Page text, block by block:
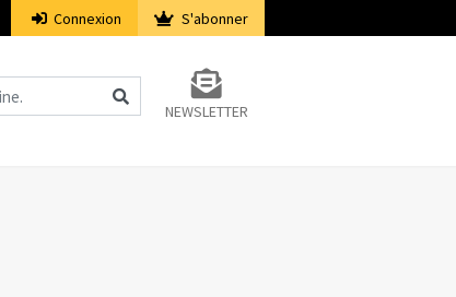
Connexion S'abonner
NEWSLETTER